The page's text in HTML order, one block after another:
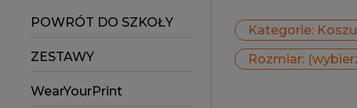
POWRÓT DO SZKOŁY
ZESTAWY
WearYourPrint
Kategorie:
Rozmiar: